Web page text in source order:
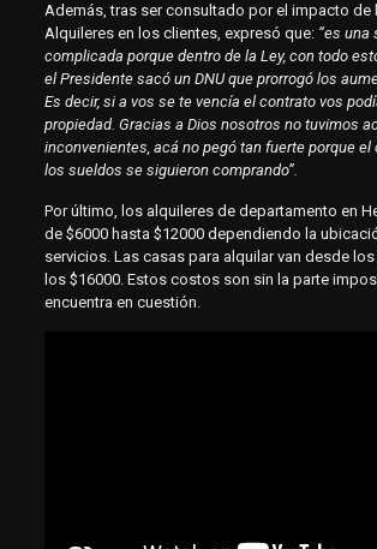
Además, tras ser consultado por el impacto de
Alquileres en los clientes, expresó que: “es una
complicada porque dentro de la Ley, con todo
el Presidente sacó un DNU que prorrogó los
Es decir, si a vos se te vencía el contrato vos
propiedad. Gracias a Dios nosotros no tuvimos
inconvenientes, acá no pegó tan fuerte porque el
los sueldos se siguieron comprando”.
Por último, los alquileres de departamento en
de $6000 hasta $12000 dependiendo la
servicios. Las casas para alquilar van desde los
los $16000. Estos costos son sin la parte
encuentra en cuestión.